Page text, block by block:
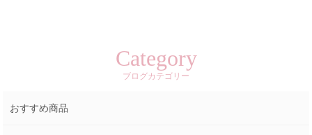
Category
ブログカテゴリー
おすすめ商品